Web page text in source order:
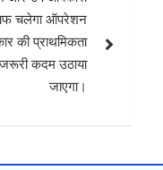
चलेगा ऑपरेशन
की प्राथमिकता
कदम उठाया
जाएगा।